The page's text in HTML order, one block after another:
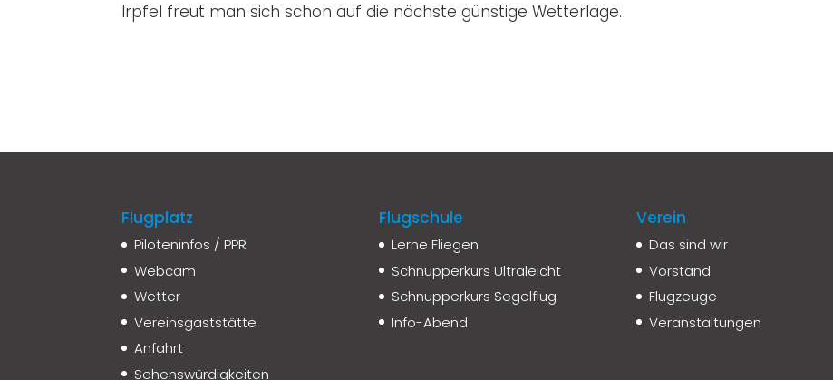
Irpfel freut man sich schon auf die nächste günstige Wetterlage.
Flugplatz
Piloteninfos / PPR
Webcam
Wetter
Vereinsgaststätte
Anfahrt
Sehenswürdigkeiten
Flugschule
Lerne Fliegen
Schnupperkurs Ultraleicht
Schnupperkurs Segelflug
Info-Abend
Verein
Das sind wir
Vorstand
Flugzeuge
Veranstaltungen